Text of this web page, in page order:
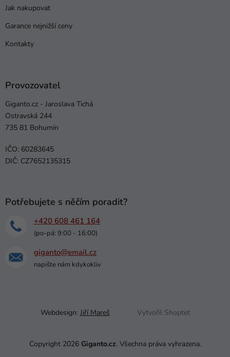
Jak nakupovat
Garance nejnižší ceny
Kontakty
Provozovatel
Giganto.cz - Jaroslava Tichá
Ostravská 244
735 81 Bohumín
IČO: 60283645
DIČ: CZ7652135315
Potřebujete s něčím poradit?
+420 608 461 164
(po-pá: 9:00 - 16:00)
giganto@email.cz
napište nám kdykokliv
Webdesign: Jiří Mareš Vytvořil Shoptet
Copyright 2026 Giganto.cz. Všechna práva vyhrazena.